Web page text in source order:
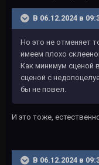
В 06.12.2024 в
Но это не отменяет
имеем плохо
Как минимум сценой
сценой с
бы не повел.
И это тоже,
В 06.12.2024 в